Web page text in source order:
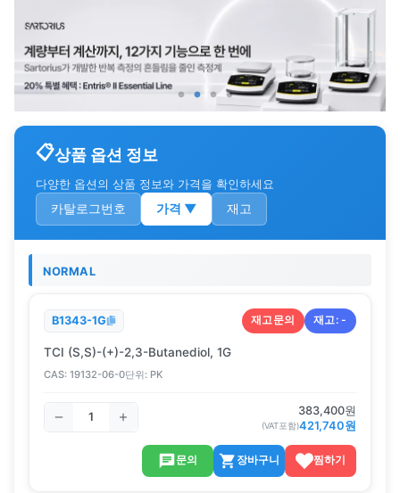
상품 옵션 정보
다양한 옵션의 상품 정보와 가격을 확인하세요
카탈로그번호 가격 ▼ 재고
NORMAL
B1343-1G 재고문의 재고:-
TCI (S,S)-(+)-2,3-Butanediol, 1G
CAS: 19132-06-0단위: PK
383,400원
(VAT포함)421,740원
문의 장바구니 찜하기